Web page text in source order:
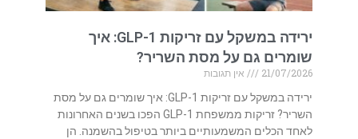
ירידה במשקל עם זריקות GLP-1: איך
שומרים גם על מסת השריר?
21/07/2026
אין תגובות
ירידה במשקל עם זריקות GLP-1: איך שומרים גם על מסת
השריר? זריקות ממשפחת GLP-1 הפכו בשנים האחרונות
לאחד הכלים המשמעותיים ביותר בטיפול בהשמנה. הן